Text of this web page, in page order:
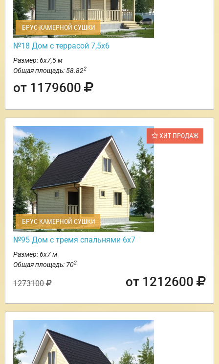
БРУС КАМЕРНОЙ СУШКИ
№18 Дом с террасой 7,5х6
Размер: 6х7,5 м
Общая площадь: 58.822
от 1179600
ХИТ ПРОДАЖ
БРУС КАМЕРНОЙ СУШКИ
№95 Дом с тремя спальнями 6х7
Размер: 6х7 м
Общая площадь: 702
1273100 от 1212600